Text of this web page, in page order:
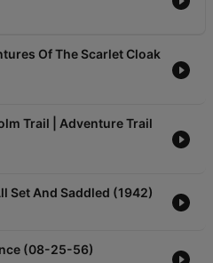
Of The Scarlet Cloak
Trail | Adventure Trail
Set And Saddled (1942)
(08-25-56)